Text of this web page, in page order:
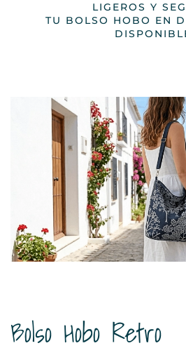
LIGEROS Y
TU BOLSO HOBO EN
Bolso Hobo Retro